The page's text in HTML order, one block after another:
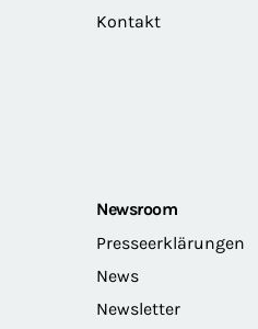
Kontakt
Newsroom
Presseerklärungen
News
Newsletter